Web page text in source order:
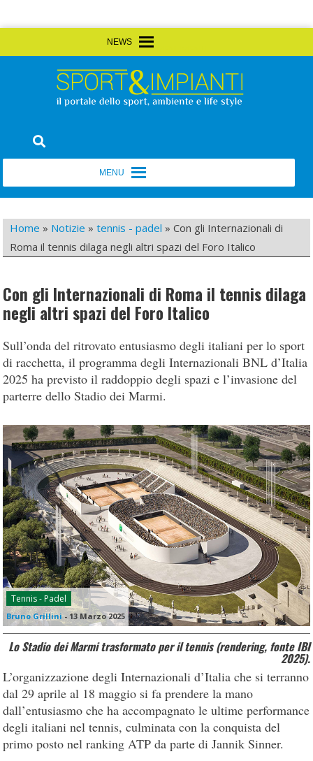
to
Sport&Impianti
Home » Notizie »tennis - padel »Con gli Internazionali di
Roma il tennis dilaga negli altri spazi del Foro Italico
Con gli Internazionali di Roma il tennis dilaga
negli altri spazi del Foro Italico
Sull’onda del ritrovato entusiasmo degli italiani per lo sport
di racchetta, il programma degli Internazionali BNL d’Italia
2025 ha previsto il raddoppio degli spazi e l’invasione del
parterre dello Stadio dei Marmi.
Tennis - Padel
Bruno Grillini- 13 Marzo 2025
Lo Stadio dei Marmi trasformato per il tennis (rendering, fonte IBI
2025).
L’organizzazione degli Internazionali d’Italia che si terranno
dal 29 aprile al 18 maggio si fa prendere la mano
dall’entusiasmo che ha accompagnato le ultime performance
degli italiani nel tennis, culminata con la conquista del
primo posto nel ranking ATP da parte di Jannik Sinner.